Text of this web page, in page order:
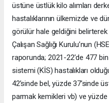
üstüne üstlük kilo alımları
hastalıklarının ülkemizde ve
görülür hale geldiğini
Çalışan Sağlığı Kurulu’nun
raporunda; 2021-22’de 477
sistemi (KİS) hastalıkları
42’sinde bel, yüzde 37’sinde
parmak kemikleri vb) ve